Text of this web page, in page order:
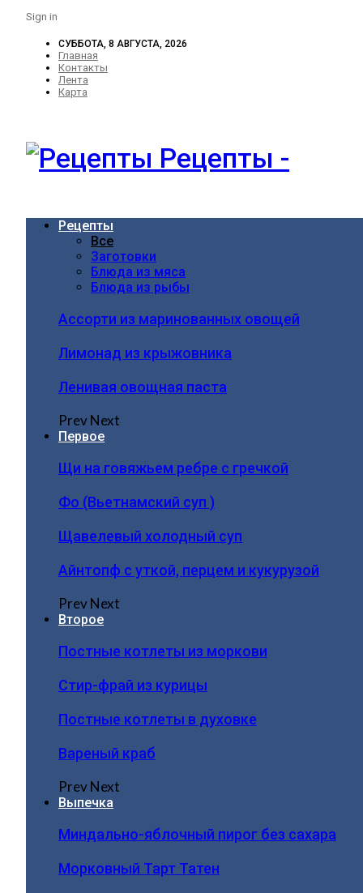
Sign in
СУББОТА, 8 АВГУСТА, 2026
Главная
Контакты
Лента
Карта
Рецепты -
Рецепты
Все
Заготовки
Блюда из мяса
Блюда из рыбы
Ассорти из маринованных овощей
Лимонад из крыжовника
Ленивая овощная паста
PrevNext
Первое
Щи на говяжьем ребре с гречкой
Фо (Вьетнамский суп )
Щавелевый холодный суп
Айнтопф с уткой, перцем и кукурузой
PrevNext
Второе
Постные котлеты из моркови
Стир-фрай из курицы
Постные котлеты в духовке
Вареный краб
PrevNext
Выпечка
Миндально-яблочный пирог без сахара
Морковный Тарт Татен